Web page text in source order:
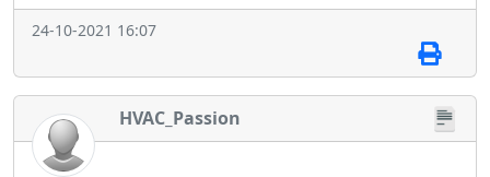
24-10-2021 16:07
HVAC_Passion